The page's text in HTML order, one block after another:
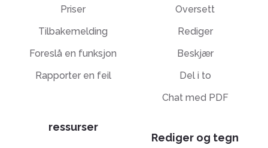
Priser
Tilbakemelding
Foreslå en funksjon
Rapporter en feil
ressurser
Oversett
Rediger
Beskjær
Del i to
Chat med PDF
Rediger og tegn